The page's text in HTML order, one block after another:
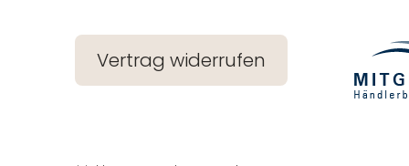
Vertrag widerrufen